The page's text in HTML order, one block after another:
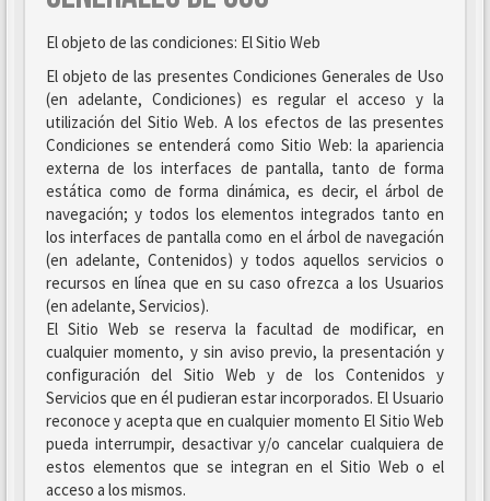
El objeto de las condiciones: El Sitio Web
El objeto de las presentes Condiciones Generales de Uso
(en adelante, Condiciones) es regular el acceso y la
utilización del Sitio Web. A los efectos de las presentes
Condiciones se entenderá como Sitio Web: la apariencia
externa de los interfaces de pantalla, tanto de forma
estática como de forma dinámica, es decir, el árbol de
navegación; y todos los elementos integrados tanto en
los interfaces de pantalla como en el árbol de navegación
(en adelante, Contenidos) y todos aquellos servicios o
recursos en línea que en su caso ofrezca a los Usuarios
(en adelante, Servicios).
El Sitio Web se reserva la facultad de modificar, en
cualquier momento, y sin aviso previo, la presentación y
configuración del Sitio Web y de los Contenidos y
Servicios que en él pudieran estar incorporados. El Usuario
reconoce y acepta que en cualquier momento El Sitio Web
pueda interrumpir, desactivar y/o cancelar cualquiera de
estos elementos que se integran en el Sitio Web o el
acceso a los mismos.